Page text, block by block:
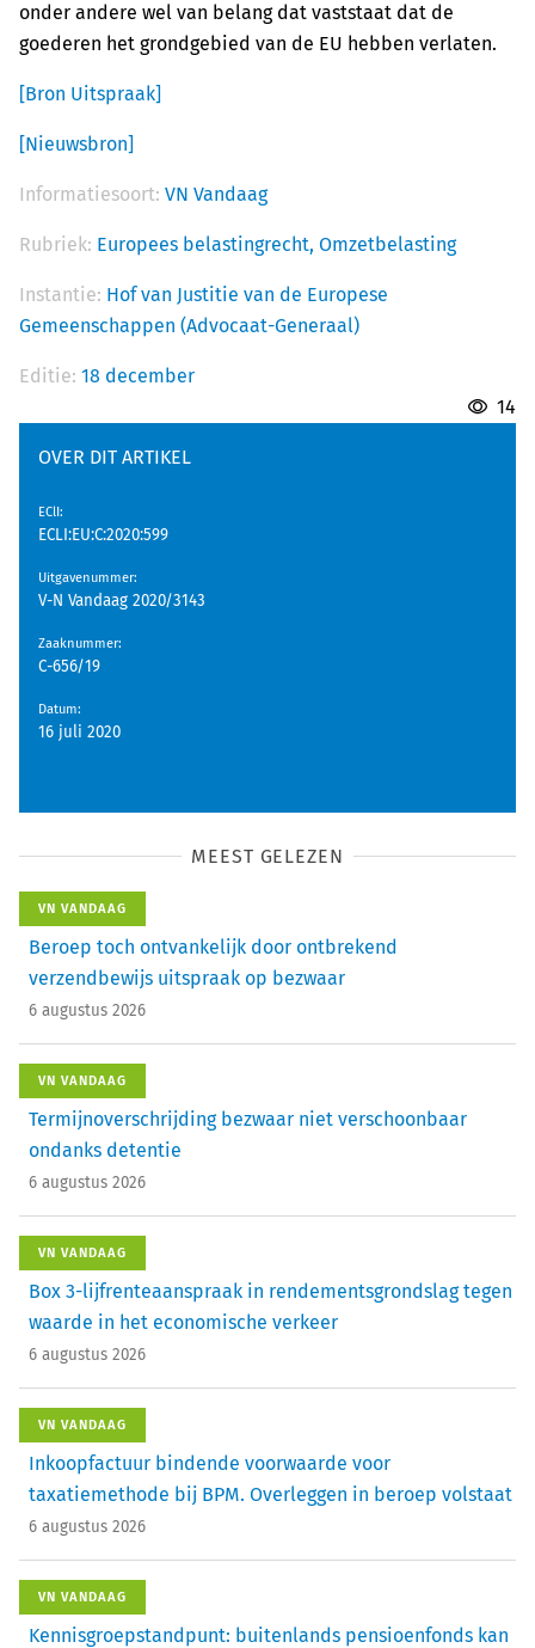
onder andere wel van belang dat vaststaat dat de
goederen het grondgebied van de EU hebben verlaten.
[Bron Uitspraak]
[Nieuwsbron]
Informatiesoort: VN Vandaag
Rubriek: Europees belastingrecht, Omzetbelasting
Instantie: Hof van Justitie van de Europese
Gemeenschappen (Advocaat-Generaal)
Editie: 18 december
14
OVER DIT ARTIKEL
EClI:
ECLI:EU:C:2020:599
Uitgavenummer:
V-N Vandaag 2020/3143
Zaaknummer:
C-656/19
Datum:
16 juli 2020
MEEST GELEZEN
VN VANDAAG
Beroep toch ontvankelijk door ontbrekend
verzendbewijs uitspraak op bezwaar
6 augustus 2026
VN VANDAAG
Termijnoverschrijding bezwaar niet verschoonbaar
ondanks detentie
6 augustus 2026
VN VANDAAG
Box 3-lijfrenteaanspraak in rendementsgrondslag tegen
waarde in het economische verkeer
6 augustus 2026
VN VANDAAG
Inkoopfactuur bindende voorwaarde voor
taxatiemethode bij BPM. Overleggen in beroep volstaat
6 augustus 2026
VN VANDAAG
Kennisgroepstandpunt: buitenlands pensioenfonds kan